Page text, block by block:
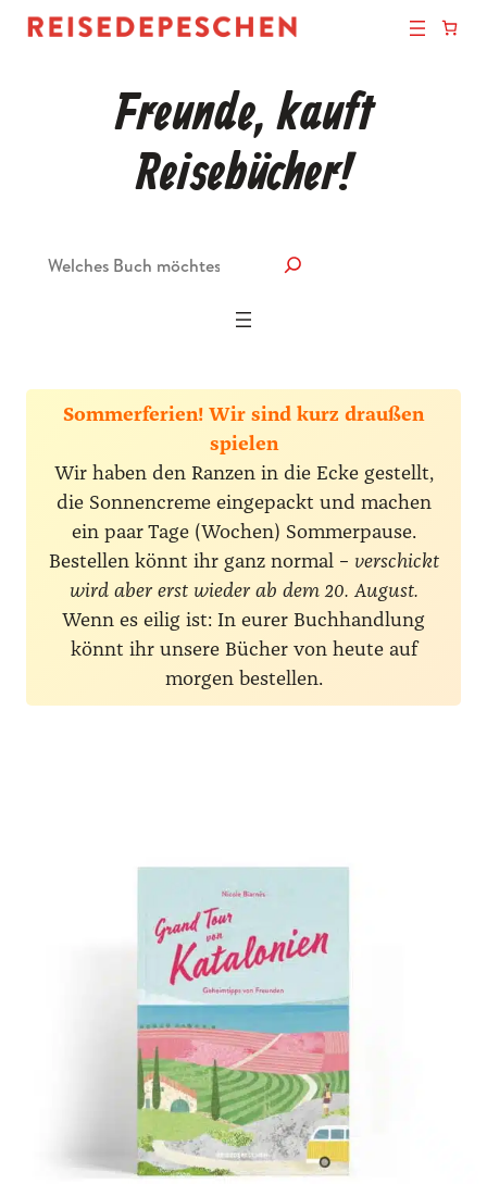
Freunde, kauft
Reisebücher!
Sommerferien! Wir sind kurz draußen
spielen
Wir haben den Ranzen in die Ecke gestellt,
die Sonnencreme eingepackt und machen
ein paar Tage (Wochen) Sommerpause.
Bestellen könnt ihr ganz normal – verschickt
wird aber erst wieder ab dem 20. August.
Wenn es eilig ist: In eurer Buchhandlung
könnt ihr unsere Bücher von heute auf
morgen bestellen.